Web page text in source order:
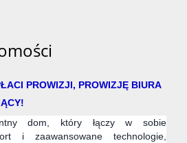
PROWIZJI, PROWIZJĘ BIURA
dom, który łączy w sobie
i zaawansowane technologie,